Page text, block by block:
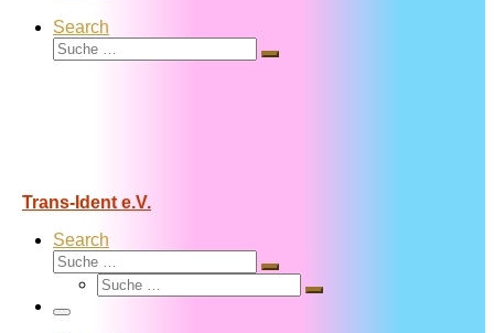
Search
Suche
Suche
Trans-Ident e.V.
Search
Suche
Suche
Suche
Suche
Menü